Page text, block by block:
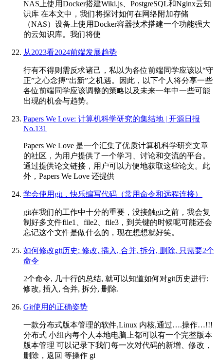
NAS上使用Docker搭建Wiki.js、PostgreSQL和Nginx云知
识库 在本文中，我们将探讨如何在网络附加存储
（NAS）设备上使用Docker容器技术搭建一个功能强大
的云知识库。我们将使
从2023看2024前端发展趋势
行有不得则需反求诸己，私以为各位前端同学应该以“守
正”之心念搏“出新”之机遇。因此，以下个人将分享一些
各位前端同学应该调整的策略以及未来一年中一些可能
出现的机会与趋势。
Papers We Love: 计算机科学研究的集结地 | 开源日报
No.131
Papers We Love 是一个汇集了优质计算机科学研究文章
的社区，为用户提供了一个学习、讨论和交流的平台。
通过提供论文链接，用户可以方便地获取这些论文。此
外，Papers We Love 还提供
学会使用git，快乐编写代码（常用命令和远程连接）
git在我们的工作中十分的重要，没接触git之前，我会复
制好多文件file1、file2、file3，到关键的时候呢可能还会
忘记这个文件是做什么的，现在想想就好笑。
如何修改git历史: 修改, 插入, 合并, 拆分, 删除, 只需要2个
命令
2个命令, 几十行的总结, 就可以知道如何对git历史进行:
修改, 插入, 合并, 拆分, 删除.
Git使用的正确姿势
一款分布式版本管理的软件,Linux 内核,通过….操作…!!!
分布式 小组内每个人本地电脑上都可以有一个完整版本
版本管理 可以记录下我们每一次对代码的新增、修改，
删除，返回 等操作 gi